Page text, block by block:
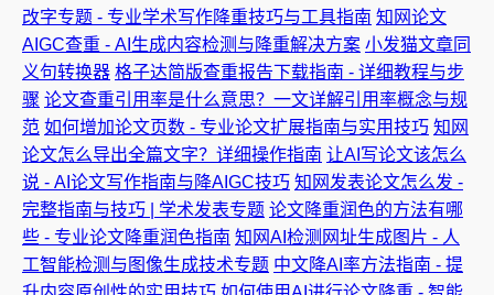
改字专题 - 专业学术写作降重技巧与工具指南 知网论文
AIGC查重 - AI生成内容检测与降重解决方案 小发猫文章同
义句转换器 格子达简版查重报告下载指南 - 详细教程与步
骤 论文查重引用率是什么意思？一文详解引用率概念与规
范 如何增加论文页数 - 专业论文扩展指南与实用技巧 知网
论文怎么导出全篇文字？详细操作指南 让AI写论文该怎么
说 - AI论文写作指南与降AIGC技巧 知网发表论文怎么发 -
完整指南与技巧 | 学术发表专题 论文降重润色的方法有哪
些 - 专业论文降重润色指南 知网AI检测网址生成图片 - 人
工智能检测与图像生成技术专题 中文降AI率方法指南 - 提